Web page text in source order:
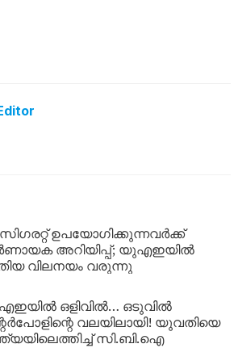
ഉപയോഗിക്കുന്നവർക്ക്
അറിയിപ്പ്; യുഎഇയിൽ
വിലനയം വരുന്നു
ഒളിവിൽ… ഒടുവിൽ
വലയിലായി! യുവതിയെ
സി.ബി.ഐ